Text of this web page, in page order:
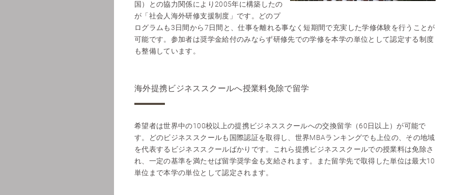
国）との協力関係により2005年に構築したの
が「社会人海外研修支援制度」です。どのプ
ログラムも3日間から7日間と、仕事を離れる事なく短期間で充実した学修体験を行うことが
可能です。参加者は奨学金給付のみならず研修先での学修を本学の単位として認定する制度
も整備しています。
海外提携ビジネススクールへ授業料免除で留学
希望者は世界中の100校以上の提携ビジネススクールへの交換留学（60日以上）が可能で
す。どのビジネススクールも国際認証を取得し、世界MBAランキングでも上位の、その地域
を代表するビジネススクールばかりです。これら提携ビジネススクールでの授業料は免除さ
れ、一定の基準を満たせば留学奨学金も支給されます。また留学先で取得した単位は最大10
単位まで本学の単位として認定されます。